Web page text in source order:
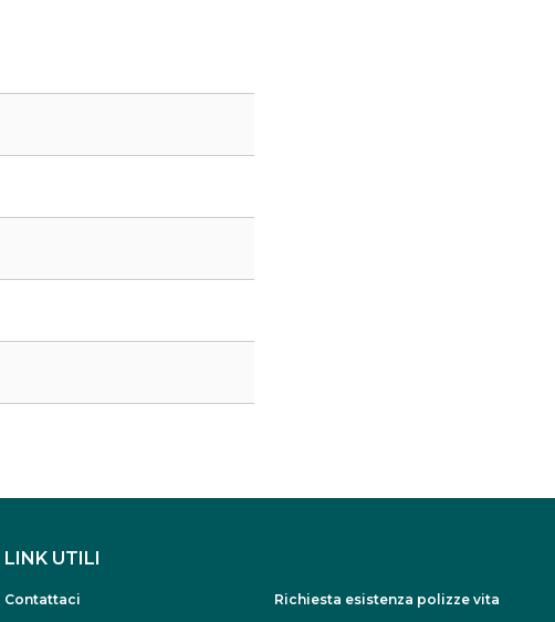
LINK UTILI
Contattaci Richiesta esistenza polizze vita